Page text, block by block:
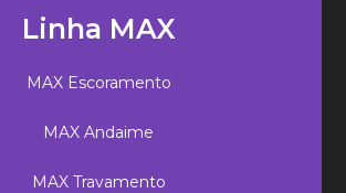
Linha MAX
MAX Escoramento
MAX Andaime
MAX Travamento